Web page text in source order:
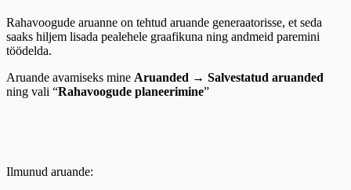
Rahavoogude aruanne on tehtud aruande generaatorisse, et seda
saaks hiljem lisada pealehele graafikuna ning andmeid paremini
töödelda.
Aruande avamiseks mine Aruanded → Salvestatud aruanded
ning vali “Rahavoogude planeerimine”
Ilmunud aruande: